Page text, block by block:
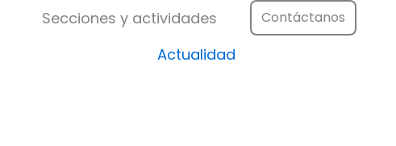
Abrir FestivalSecciones y actividades Abrir Secciones y
Actualidad
Contáctanos